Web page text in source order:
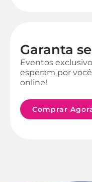
Garanta
Eventos
esperam por
online!
Comprar